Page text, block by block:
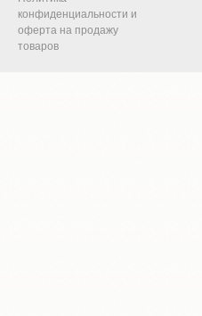
конфиденциальности и
оферта на продажу
товаров